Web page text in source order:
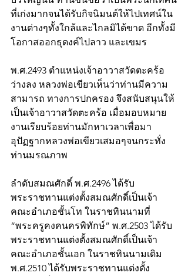
ที่เก่งมากจนได้รับกิจนิมนต์ให้ไปเทศน์ใน
งานต่างๆทั้งใกล้และไกลมิได้ขาด อีกทั้งมี
โอกาสออกธุดงค์ไปลาว และเขมร
พ.ศ.2493 ตำแหน่งเจ้าอาวาสวัดตะคร้อ
ว่างลง หลวงพ่อเขียวเห็นว่าท่านมีความ
สามารถ ทางการปกครอง จึงสนับสนุนให้
เป็นเจ้าอาวาสวัดตะคร้อ เมื่อมอบหมาย
งานเรียบร้อยท่านมักหาเวลาเพื่อมา
อุปัฏฐากหลวงพ่อเขียวเสมอๆจนกระทั่ง
ท่านมรณภาพ
ลำดับสมณศักดิ์ พ.ศ.2496 ได้รับ
พระราชทานแต่งตั้งสมณศักดิ์เป็นเจ้า
คณะอำเภอชั้นโท ในราชทินนามที่
“พระครูคงคนครพิทักษ์” พ.ศ.2503 ได้รับ
พระราชทานแต่งตั้งสมณศักดิ์เป็นเจ้า
คณะอำเภอชั้นเอก ในราชทินนามเดิม
พ.ศ.2510 ได้รับพระราชทานแต่งตั้ง